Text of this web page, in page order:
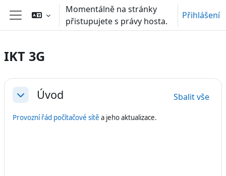
Přejít k hlavnímu obsahu
Boční panel
Momentálně na stránky
přistupujete s právy hosta.
Přihlášení
IKT 3G
Osnova sekce
Sbalit Úvod Sbalit vše
Provozní řád počítačové sítě a jeho aktualizace.